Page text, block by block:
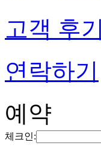
고객 후기
연락하기
예약
체크인: